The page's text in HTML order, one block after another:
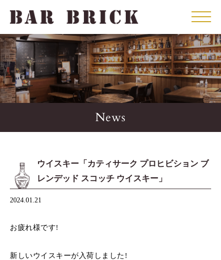
Click
News
ウイスキー「カティサーク プロヒビション ブ
レンデッド スコッチ ウイスキー」
2024.01.21
お疲れ様です!
新しいウイスキーが入荷しました!